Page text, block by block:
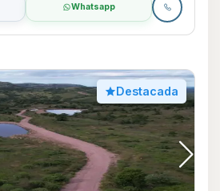
Whatsapp
Destacada